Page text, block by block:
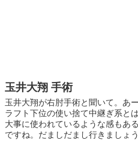
玉井大翔 手術
玉井大翔が右肘手術と聞いて。あ
ラフト下位の使い捨て中継ぎ系と
大事に使われているような感もあ
ですね。だましだまし行きましょ